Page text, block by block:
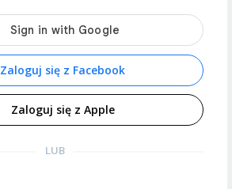
Zaloguj się z Facebook
Zaloguj się z Apple
LUB